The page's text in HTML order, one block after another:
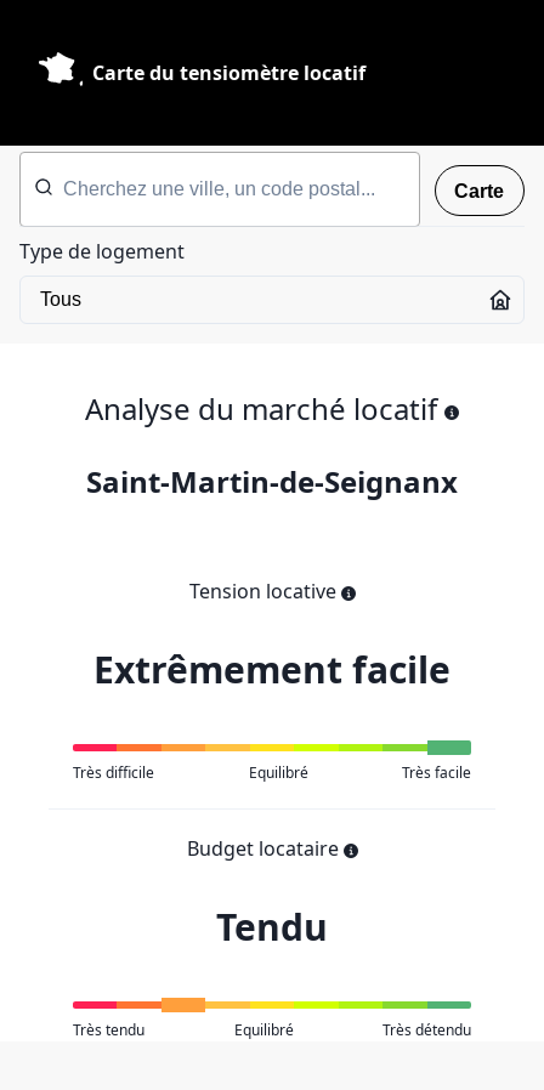
Carte du tensiomètre locatif
Carte
Type de logement
Analyse du marché locatif
Saint-Martin-de-Seignanx
Tension locative
Extrêmement facile
Très difficile Equilibré Très facile
Budget locataire
Tendu
Très tendu Equilibré Très détendu